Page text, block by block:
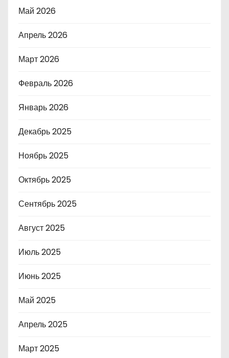
Май 2026
Апрель 2026
Март 2026
Февраль 2026
Январь 2026
Декабрь 2025
Ноябрь 2025
Октябрь 2025
Сентябрь 2025
Август 2025
Июль 2025
Июнь 2025
Май 2025
Апрель 2025
Март 2025